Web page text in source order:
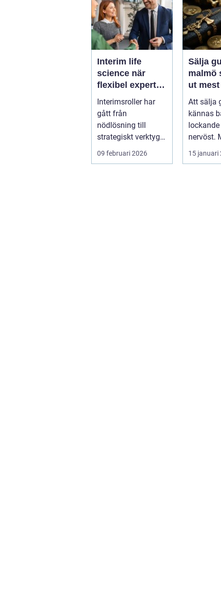
Interim life
science när
flexibel expertis
avgör takten
Interimsroller har
gått från
nödlösning till
strategiskt verktyg i
många bolag inom
09 februari 2026
Sälja
malmö så får du
ut
Att sälja
kännas
nervöst.
ärvda
gamla
15 januari